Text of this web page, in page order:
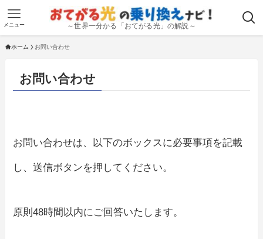
～世界一分かる「おてがる光」の解説～
メニュー
ホーム お問い合わせ
お問い合わせ
お問い合わせは、以下のボックスに必要事項を記載
し、送信ボタンを押してください。
原則48時間以内にご回答いたします。